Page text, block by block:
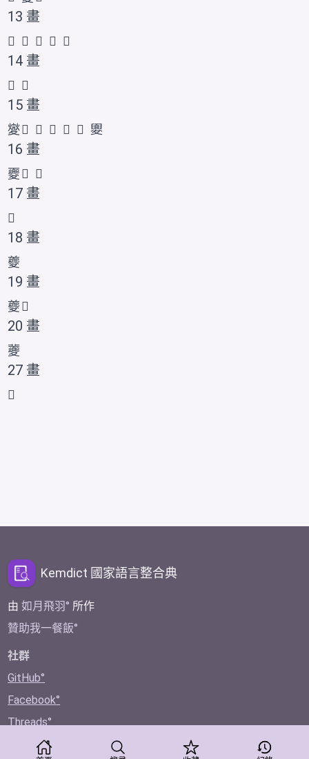
13 畫
𡕸 𡕹 𡕺 𭐭 𭐮
14 畫
𡕻 𭐯
15 畫
夑𡕼 𡕽 𡕾 𡕿 𭐰 夓
16 畫
夒𡖀 𭐱
17 畫
𡖁
18 畫
夔
19 畫
夔𭐲
20 畫
𡖂
27 畫
𡖃
Kemdict 國家語言整合典
由如月飛羽 所作
贊助我一餐飯
社群
GitHub
Facebook
Threads
Twitter